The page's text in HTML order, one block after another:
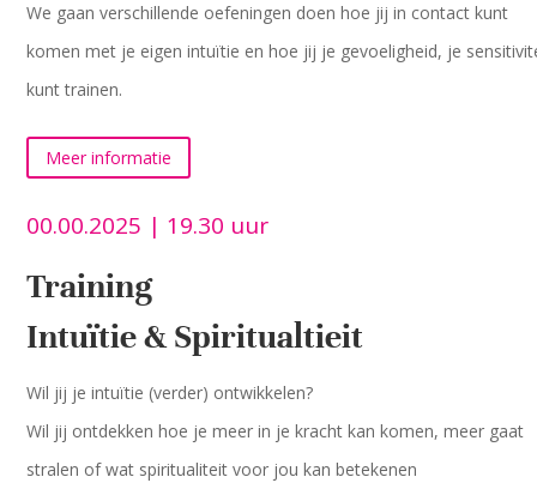
We gaan verschillende oefeningen doen hoe jij in contact kunt
komen met je eigen intuïtie en hoe jij je gevoeligheid, je
kunt trainen.
Meer informatie
00.00.2025 | 19.30 uur
Training
Intuïtie & Spiritualtieit
Wil jij je intuïtie (verder) ontwikkelen?
Wil jij ontdekken hoe je meer in je kracht kan komen, meer gaat
stralen of wat spiritualiteit voor jou kan betekenen